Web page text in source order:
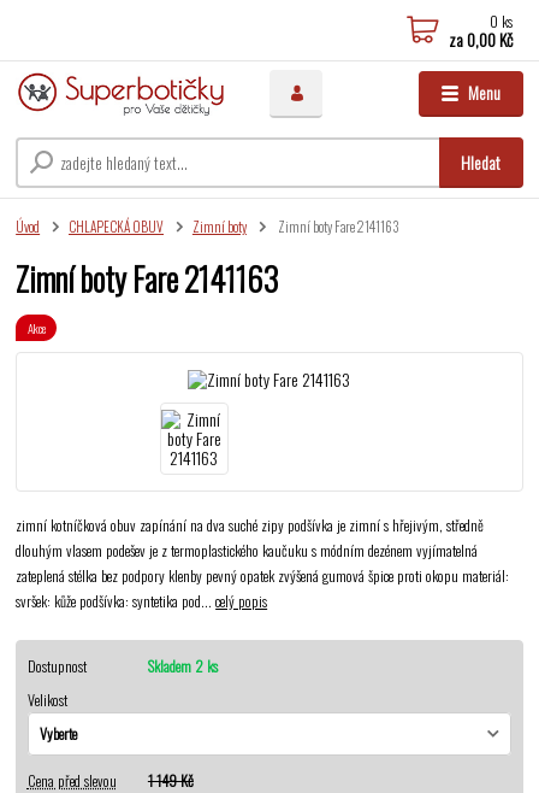
Menu
Hledat
0 ks
za0,00 Kč
Úvod CHLAPECKÁ OBUV Zimní boty Zimní boty Fare 2141163
Zimní boty Fare 2141163
Akce
zimní kotníčková obuv zapínání na dva suché zipy podšívka je zimní s hřejivým, středně
dlouhým vlasem podešev je z termoplastického kaučuku s módním dezénem vyjímatelná
zateplená stélka bez podpory klenby pevný opatek zvýšená gumová špice proti okopu materiál:
svršek: kůže podšívka: syntetika pod...celý popis
Dostupnost
Skladem 2 ks
Velikost
Cena před slevou
1 149 Kč